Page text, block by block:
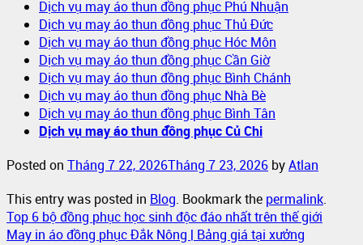
Dịch vụ may áo thun đồng phục Phú Nhuận
Dịch vụ may áo thun đồng phục Thủ Đức
Dịch vụ may áo thun đồng phục Hóc Môn
Dịch vụ may áo thun đồng phục Cần Giờ
Dịch vụ may áo thun đồng phục Bình Chánh
Dịch vụ may áo thun đồng phục Nhà Bè
Dịch vụ may áo thun đồng phục Bình Tân
Dịch vụ may áo thun đồng phục Củ Chi
Posted on Tháng 7 22, 2026Tháng 7 23, 2026 byAtlan
This entry was posted in Blog. Bookmark the permalink.
Top 6 bộ đồng phục học sinh độc đáo nhất trên thế giới
May in áo đồng phục Đắk Nông | Bảng giá tại xưởng